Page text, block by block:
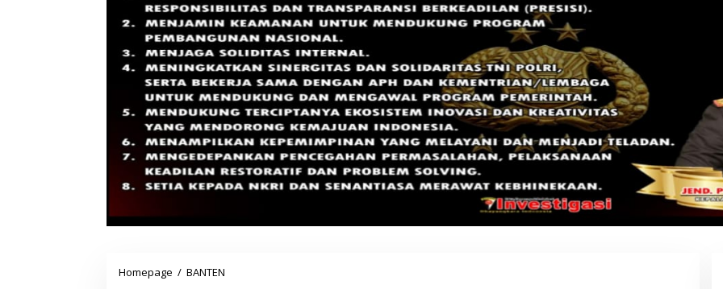
Homepage / BANTEN